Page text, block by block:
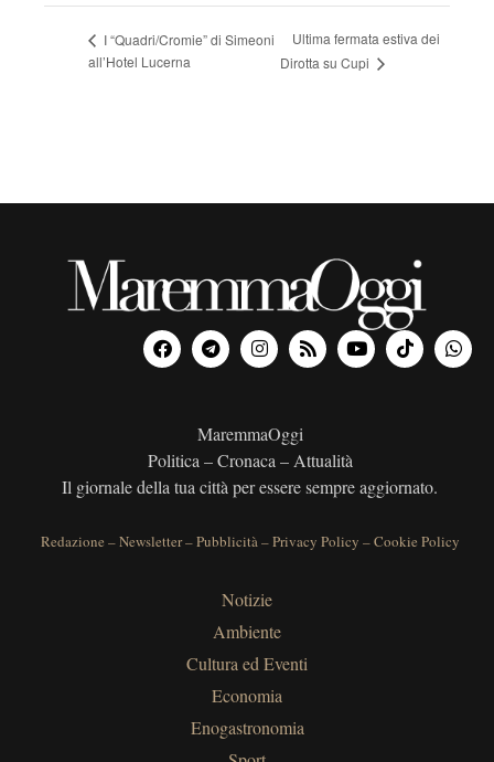
I “Quadri/Cromie” di Simeoni
all’Hotel Lucerna
Ultima fermata estiva dei
Dirotta su Cupi
MaremmaOggi
Politica – Cronaca – Attualità
Il giornale della tua città per essere sempre aggiornato.
Redazione –Newsletter–Pubblicità–Privacy Policy –Cookie Policy
Notizie
Ambiente
Cultura ed Eventi
Economia
Enogastronomia